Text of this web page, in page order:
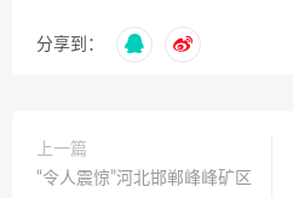
分享到：
上一篇
“令人震惊”河北邯郸峰峰矿区